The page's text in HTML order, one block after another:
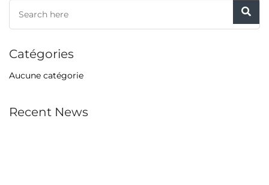
Catégories
Aucune catégorie
Recent News